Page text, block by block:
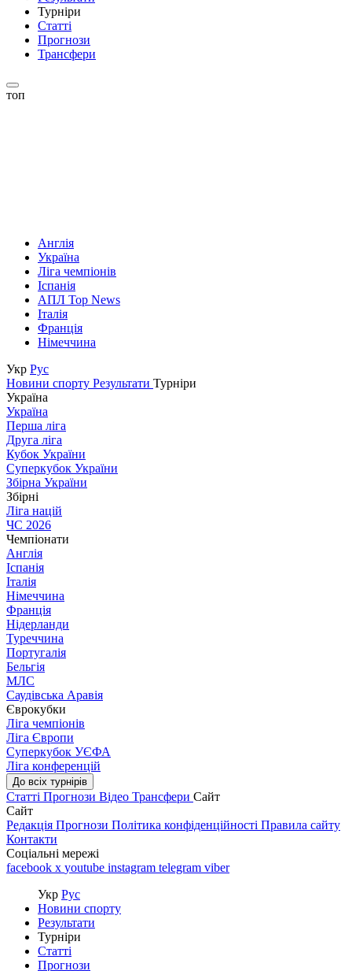
Турніри
Статті
Прогнози
Трансфери
топ
Англія
Україна
Ліга чемпіонів
Іспанія
АПЛ Top News
Італія
Франція
Німеччина
Укр Рус
Новини спорту Результати Турніри
Україна
Україна
Перша ліга
Друга ліга
Кубок України
Суперкубок України
Збірна України
Збірні
Ліга націй
ЧС 2026
Чемпіонати
Англія
Іспанія
Італія
Німеччина
Франція
Нідерланди
Туреччина
Португалія
Бельгія
МЛС
Саудівська Аравія
Єврокубки
Ліга чемпіонів
Ліга Європи
Суперкубок УЄФА
Ліга конференцій
До всіх турнірів
Статті Прогнози Відео Трансфери Сайт
Сайт
Редакція Прогнози Політика конфіденційності Правила сайту
Контакти
Соціальні мережі
facebook x youtube instagram telegram viber
Укр Рус
Новини спорту
Результати
Турніри
Статті
Прогнози